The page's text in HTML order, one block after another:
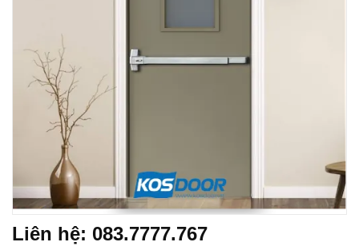
Liên hệ: 083.7777.767